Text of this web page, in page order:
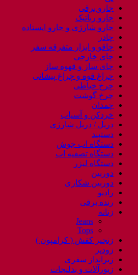
جارو برقی
جارو رباتیک
جارو شارژی و جارو ایستاده
چادر
چاقو و ابزار متفرقه سفر
چای خارجی
چای ساز و قهوه ساز
چراغ قوه و چراغ پیشانی
چرخ خیاطی
چرخ گوشت
چمدان
خردکن و آسیاب
دریل / دریل شارژی
دستبند
دستگاه اب جوش
دستگاه تصفیه اب
دستگاه لیزر
دوربین
دوربین شکاری
رادیو
رنده برقی
زنانه
Jeans
Tops
زنجیر کفش ( کرامپون )
زودپز
زیرانداز سفری
زیورآلات و بدلیجات